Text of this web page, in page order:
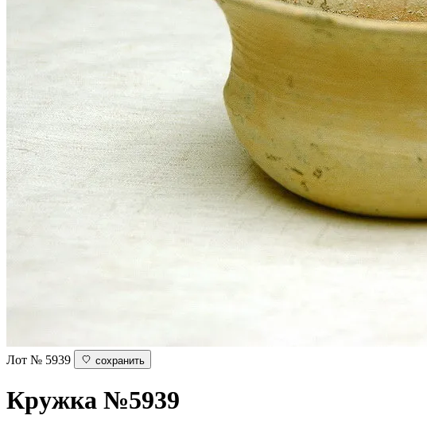
Лот № 5939 сохранить
Кружка №5939